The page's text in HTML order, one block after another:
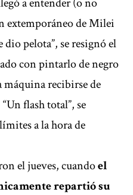
extemporáneo de Milei
dio pelota”, se resignó el
con pintarlo de negro
máquina recibirse de
flash total”, se
a la hora de
el jueves, cuandoel
repartió su